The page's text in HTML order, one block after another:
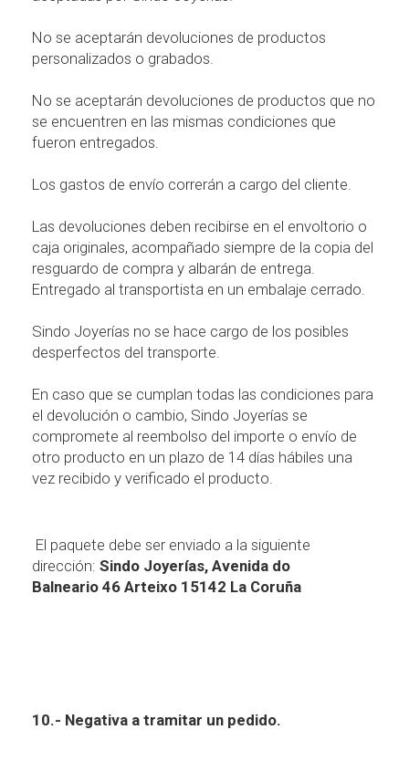
No se aceptarán devoluciones de productos
personalizados o grabados.
No se aceptarán devoluciones de productos que no
se encuentren en las mismas condiciones que
fueron entregados.
Los gastos de envío correrán a cargo del cliente.
Las devoluciones deben recibirse en el envoltorio o
caja originales, acompañado siempre de la copia del
resguardo de compra y albarán de entrega.
Entregado al transportista en un embalaje cerrado.
Sindo Joyerías no se hace cargo de los posibles
desperfectos del transporte.
En caso que se cumplan todas las condiciones para
el devolución o cambio, Sindo Joyerías se
compromete al reembolso del importe o envío de
otro producto en un plazo de 14 días hábiles una
vez recibido y verificado el producto.
El paquete debe ser enviado a la siguiente
dirección: Sindo Joyerías, Avenida do
Balneario 46 Arteixo 15142 La Coruña
10.- Negativa a tramitar un pedido.